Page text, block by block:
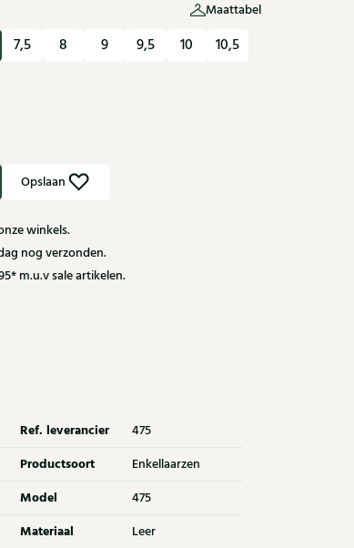
Maattabel
7,5 8 9 9,5 10
10,5
Opslaan
winkels.
nog verzonden.
m.u.v sale artikelen.
Ref. leverancier 475
Productsoort Enkellaarzen
Model 475
Materiaal Leer